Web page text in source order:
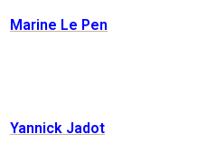
Marine Le Pen
Yannick Jadot